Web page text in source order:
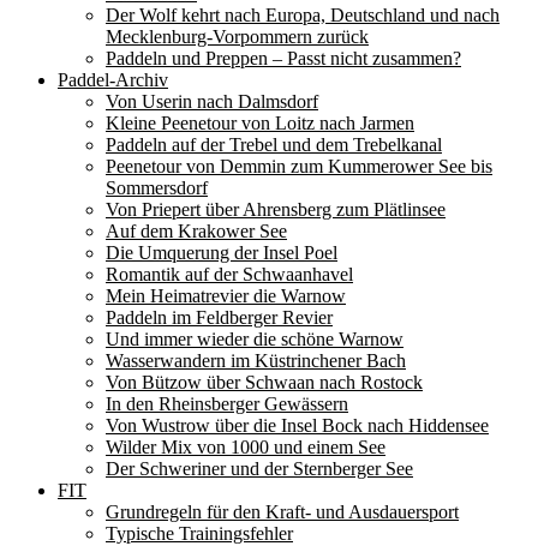
Der Wolf kehrt nach Europa, Deutschland und nach
Mecklenburg-Vorpommern zurück
Paddeln und Preppen – Passt nicht zusammen?
Paddel-Archiv
Von Userin nach Dalmsdorf
Kleine Peenetour von Loitz nach Jarmen
Paddeln auf der Trebel und dem Trebelkanal
Peenetour von Demmin zum Kummerower See bis
Sommersdorf
Von Priepert über Ahrensberg zum Plätlinsee
Auf dem Krakower See
Die Umquerung der Insel Poel
Romantik auf der Schwaanhavel
Mein Heimatrevier die Warnow
Paddeln im Feldberger Revier
Und immer wieder die schöne Warnow
Wasserwandern im Küstrinchener Bach
Von Bützow über Schwaan nach Rostock
In den Rheinsberger Gewässern
Von Wustrow über die Insel Bock nach Hiddensee
Wilder Mix von 1000 und einem See
Der Schweriner und der Sternberger See
FIT
Grundregeln für den Kraft- und Ausdauersport
Typische Trainingsfehler